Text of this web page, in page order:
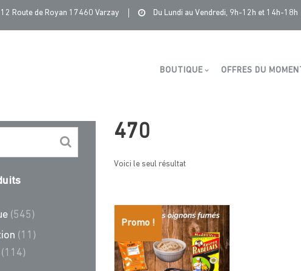
12 Route de Royan 17460 Varzay Du Lundi au Vendredi, 9h-12h et 14h-18h
BOUTIQUE OFFRES DU
470
Voici le seul résultat
Promo !
(545)
(11)
(114)